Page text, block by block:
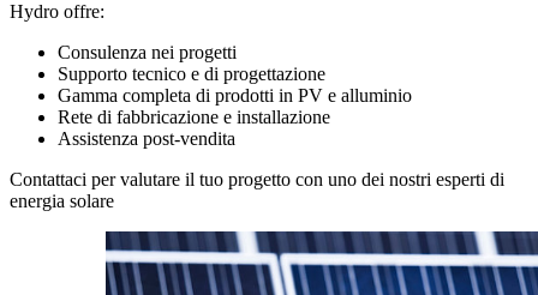
Hydro offre:
Consulenza nei progetti
Supporto tecnico e di progettazione
Gamma completa di prodotti in PV e alluminio
Rete di fabbricazione e installazione
Assistenza post-vendita
Contattaci per valutare il tuo progetto con uno dei nostri esperti di
energia solare